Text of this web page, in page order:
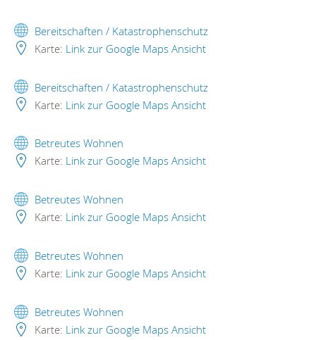
Bereitschaften / Katastrophenschutz
Karte: Link zur Google Maps Ansicht
Bereitschaften / Katastrophenschutz
Karte: Link zur Google Maps Ansicht
Betreutes Wohnen
Karte: Link zur Google Maps Ansicht
Betreutes Wohnen
Karte: Link zur Google Maps Ansicht
Betreutes Wohnen
Karte: Link zur Google Maps Ansicht
Betreutes Wohnen
Karte: Link zur Google Maps Ansicht